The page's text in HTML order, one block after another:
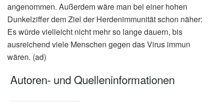
angenommen. Außerdem wäre man bei einer hohen
Dunkelziffer dem Ziel der Herdenimmunität schon näher:
Es würde vielleicht nicht mehr so lange dauern, bis
ausreichend viele Menschen gegen das Virus immun
wären. (ad)
Autoren- und Quelleninformationen